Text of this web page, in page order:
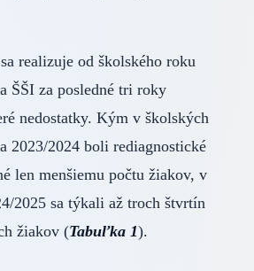
realizuje od školského roku
ŠŠI za posledné tri roky
nedostatky. Kým v školských
2023/2024 boli rediagnostické
len menšiemu počtu žiakov, v
2025 sa týkali až troch štvrtín
žiakov (Tabuľka 1).